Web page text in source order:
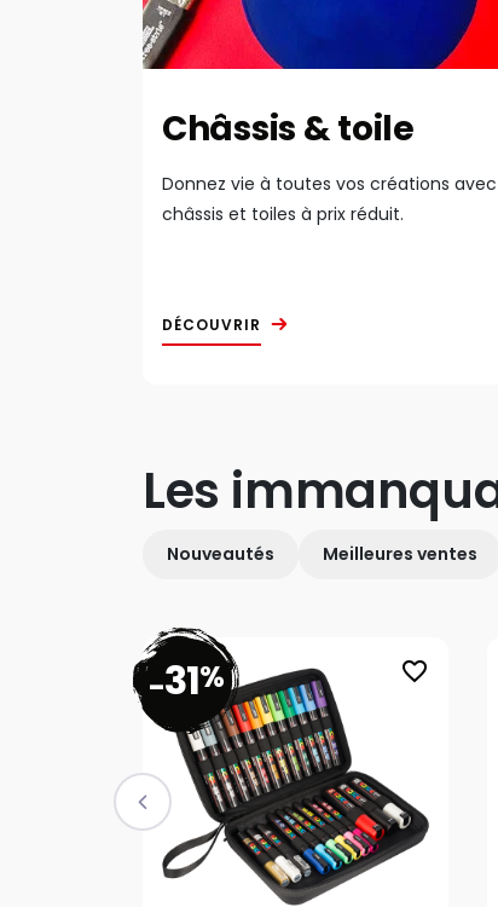
Châssis & toile
Donnez vie à toutes vos créations
châssis et toiles à prix réduit.
DÉCOUVRIR
Les
Nouveautés Meilleures ventes
favorite_border
-31%